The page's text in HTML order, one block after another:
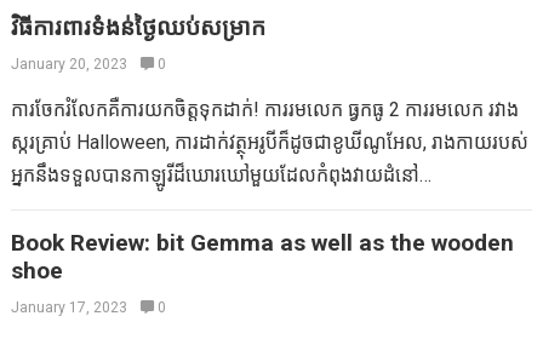
កុំទាកុំធ្វើទានៅលើផែនការរបស់អ្នកគ្រាន់តែចាប់តាំងពីទែម៉ូម៉ែត្របានធ្លាក់
ចុះ។ អនុវត្តតាមគោលការណ៍ណែនាំទាំងនេះដូច្នេះអ្នកអាចទទួលយកការ
ហាត់ខាងក្រៅខាងក្រៅ។ បីស្រទាប់នៅលើដងខ្លួនខាងលើរបស់អ្នក
គឺជាលេខវេទមន្ត។ ចាប់ផ្តើមជាមួយនឹងស្រទាប់មូលដ្ឋានឆោតល្ងង់ធ្វើឱ្យមាន
សំណើមដែលគូរញើសចេញពីស្បែករបស់អ្នកក៏ដូចជាជំនួយការត្រួតពិនិត្យ
ផ្តល់ជូននេះរួមមានក្រណាត់កីឡាដែលមានរោមចៀមមួយចំនួនដែលត្រូវបាន
គេរកមើលការប្រមាថមើលងាយរបស់ WARTOND នៅលើព្យួរនៅពេល
អ្នកទិញឥវ៉ាន់កណ្តាលក្តៅ (រោមចៀមឬរោមចៀមសំយោគ) សម្រាប់អ៊ីសូឡង់
វិធីការពារទំងន់ថ្ងៃឈប់សម្រាក
January 20, 2023 0
ការចែករំលែកគឺការយកចិត្តទុកដាក់! ការរមលេក ធ្វកធូ 2 ការរមលេក រវាង
ស្ករគ្រាប់ Halloween, ការដាក់វត្ថុអរូបីក៏ដូចជាខូឃីណូអែល, រាងកាយរបស់
អ្នកនឹងទទួលបានកាឡូរីដ៏ឃោរឃៅមួយដែលកំពុងវាយដំនៅ
ដែលជាទម្លាប់នៃការហាត់ប្រាណ។ រាងកាយរបស់អ្នកមានសមត្ថភាពមិន
គួរឱ្យជឿក្នុងការសម្របខ្លួនក៏ដូចជាសម្រាប់មនុស្សជាច្រើនដែលធ្វើការរកបាន
នូវអ្វីដែលខ្ញុំហៅថា “ការហាត់ប្រាណ Zombie” ដែលរួមបញ្ចូលទាំង
Book Review: bit Gemma as well as the wooden
shoe
January 17, 2023 0